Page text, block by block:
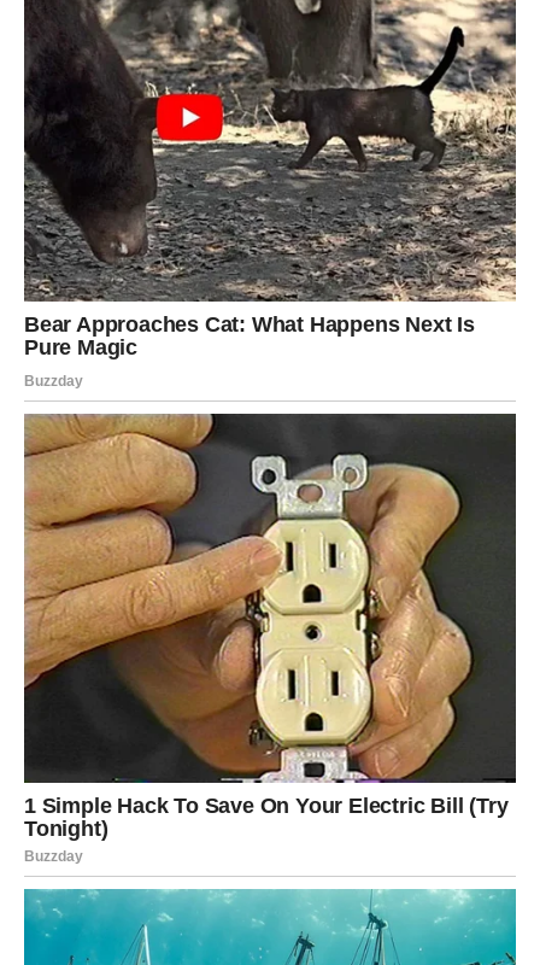
Godine 2001., Saša je u saradnji s Lejlom i Bobom
Živojinovićem osnovao Grand produkciju. Ovaj potez
predstavljao je revoluciju na muzičkoj sceni Balkana,
otvarajući vrata mnogim talentima.
Grand produkcija postala
je sinonim za uspjeh, a Saša je postao ključna figura u
industriji zabave. Njihova zajednička vizija bila je više od
poslovne odluke; bila je to misija da se pruži platforma mladim
izvođačima da se iskažu i ostvare svoje snove. Kroz Grand
produkciju, Saša je omogućio mnogim muzičarima da pronađu
svoj glas i izgrade karijere koje su kasnije obeležile muzičku
scenu, stvarajući široku mrežu uspješnih izvođača.
Emocionalne Borbe i Suočavanje s
Gubitkom
U svojim intervjuima, Saša je otvoreno govorio o
emocionalnim previranjima i unutrašnjim borbama koje su ga
pratile.Gubitak oca nije donio samo tugu, već je i otvorio
vrata za duboko razmišljanje o važnosti porodičnih odnosa.
Njegove riječi često su bile prožete tugom, ali i snagom.
Smatrao je da je važno otvoriti se prema drugima, dijeliti svoje
emocije i tako prevazići životne prepreke. Kroz svoje lično
iskustvo, Saša je naučio kako se nositi sa tugom i pretvoriti je
u inspiraciju za pomaganje drugima. Njegov pristup životnim
izazovima postao je model za mnoge, a njegovo iskustvo
pokazuje važnost emocionalne inteligencije i suočavanja s
vlastitim osjećanjima.
Zaključak: Lekcija Otpornosti i Snage
Saša Popović predstavlja simbol otpornosti i snage, a njegova